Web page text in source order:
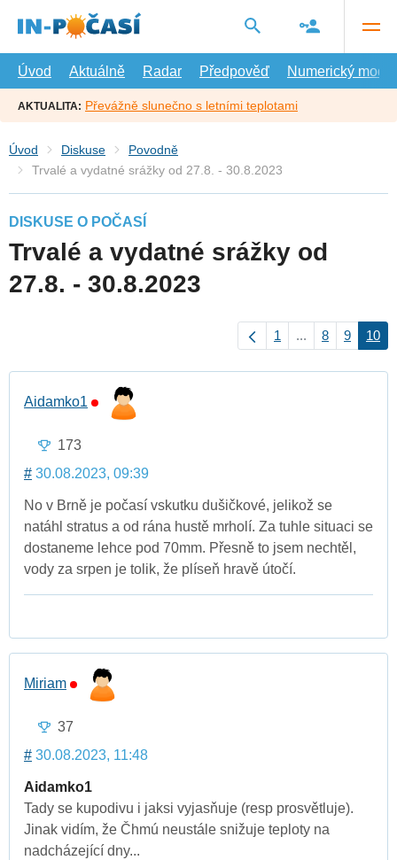
hlavní
Úvod
Aktuálně Radar Předpověď Numerický model
AKTUALITA: Převážně slunečno s letními teplotami
Úvod Diskuse
Povodně
Trvalé a vydatné srážky od 27.8. - 30.8.2023
DISKUSE O POČASÍ
Trvalé a vydatné srážky od
27.8. - 30.8.2023
1 ... 8 9 10
Aidamko1
173
# 30.08.2023, 09:39
No v Brně je počasí vskutku dušičkové, jelikož se
natáhl stratus a od rána hustě mrholí. Za tuhle situaci se
dostaneme lehce pod 70mm. Přesně to jsem nechtěl,
vody za srpen je tolik, že plíseň hravě útočí.
Miriam
37
# 30.08.2023, 11:48
Aidamko1
Tady se kupodivu i jaksi vyjasňuje (resp prosvětluje).
Jinak vidím, že Čhmú neustále snižuje teploty na
nadcházející dny...